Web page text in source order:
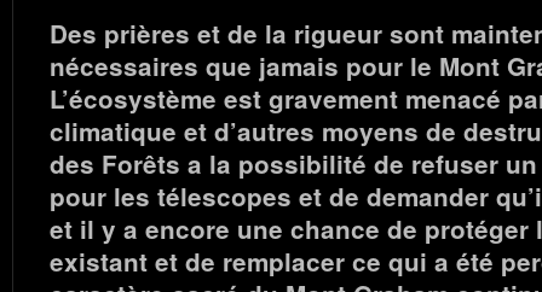
Des prières et de la rigueur sont
nécessaires que jamais pour le Mont
L’écosystème est gravement menacé
climatique et d’autres moyens de
des Forêts a la possibilité de refuser
pour les télescopes et de demander
et il y a encore une chance de protéger
existant et de remplacer ce qui a été